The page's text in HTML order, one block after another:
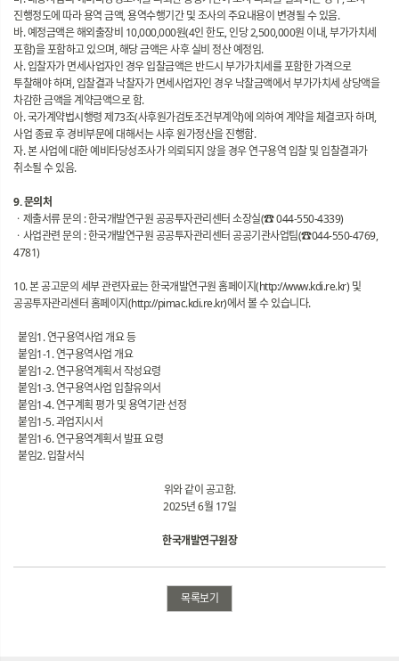
진행정도에 따라 용역 금액, 용역수행기간 및 조사의 주요내용이 변경될 수 있음.
바. 예정금액은 해외출장비 10,000,000원(4인 한도, 인당 2,500,000원 이내, 부가가치세
포함)을 포함하고 있으며, 해당 금액은 사후 실비 정산 예정임.
사. 입찰자가 면세사업자인 경우 입찰금액은 반드시 부가가치세를 포함한 가격으로
투찰해야 하며, 입찰결과 낙찰자가 면세사업자인 경우 낙찰금액에서 부가가치세 상당액을
차감한 금액을 계약금액으로 함.
아. 국가계약법시행령 제73조(사후원가검토조건부계약)에 의하여 계약을 체결코자 하며,
사업 종료 후 경비부문에 대해서는 사후 원가정산을 진행함.
자. 본 사업에 대한 예비타당성조사가 의뢰되지 않을 경우 연구용역 입찰 및 입찰결과가
취소될 수 있음.
9. 문의처
ㆍ제출서류 문의 : 한국개발연구원 공공투자관리센터 소장실(☎ 044-550-4339)
ㆍ사업관련 문의 : 한국개발연구원 공공투자관리센터 공공기관사업팀(☎044-550-4769,
4781)
10. 본 공고문의 세부 관련자료는 한국개발연구원 홈페이지(http://www.kdi.re.kr) 및
공공투자관리센터 홈페이지(http://pimac.kdi.re.kr)에서 볼 수 있습니다.
붙임1. 연구용역사업 개요 등
붙임1-1. 연구용역사업 개요
붙임1-2. 연구용역계획서 작성요령
붙임1-3. 연구용역사업 입찰유의서
붙임1-4. 연구계획 평가 및 용역기관 선정
붙임1-5. 과업지시서
붙임1-6. 연구용역계획서 발표 요령
붙임2. 입찰서식
위와 같이 공고함.
2025년 6월 17일
한국개발연구원장
목록보기